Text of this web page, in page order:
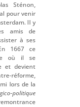
Sténon,
pour venir
Il y
amis de
à ses
1667 ce
où il se
et devient
réforme,
lors de la
politique